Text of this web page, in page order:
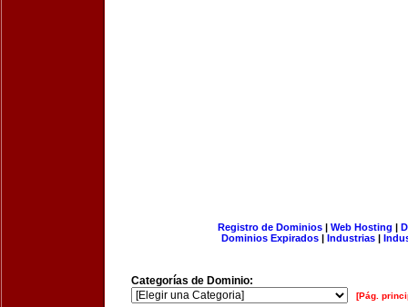
Registro de Dominios| Web Hosting |
Dominios Expirados | Industrias |
Categorías de Dominio:
[Pág.